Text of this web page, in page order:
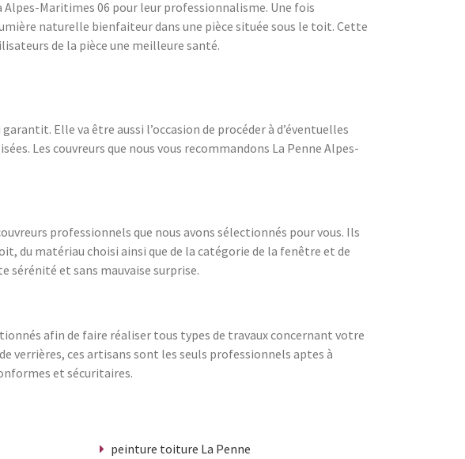
Maritimes 06 pour leur professionnalisme. Une fois
naturelle bienfaiteur dans une pièce située sous le toit. Cette
de la pièce une meilleure santé.
Elle va être aussi l’occasion de procéder à d’éventuelles
Les couvreurs que nous vous recommandons La Penne Alpes-
professionnels que nous avons sélectionnés pour vous. Ils
du matériau choisi ainsi que de la catégorie de la fenêtre et de
sérénité et sans mauvaise surprise.
afin de faire réaliser tous types de travaux concernant votre
verrières, ces artisans sont les seuls professionnels aptes à
et sécuritaires.
peinture toiture La Penne